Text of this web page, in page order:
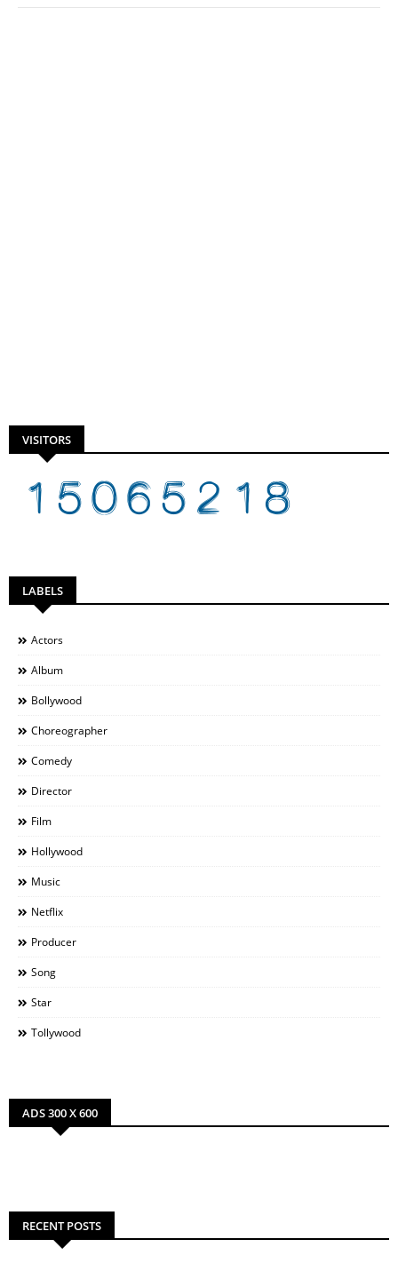
VISITORS
LABELS
Actors
Album
Bollywood
Choreographer
Comedy
Director
Film
Hollywood
Music
Netflix
Producer
Song
Star
Tollywood
ADS 300 X 600
RECENT POSTS